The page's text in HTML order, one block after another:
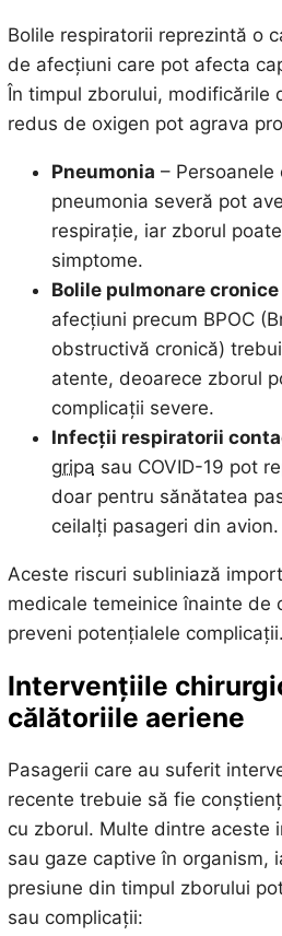
Bolile respiratorii reprezintă o
de afecțiuni care pot afecta
În timpul zborului, modificările
redus de oxigen pot agrava
Pneumonia –
pneumonia severă pot
respirație, iar zborul
simptome.
Bolile pulmonare cronice
afecțiuni precum BPOC
obstructivă cronică)
atente, deoarece zborul
complicații severe.
Infecții respiratorii
gripa sau COVID-19 pot
doar pentru sănătatea
ceilalți pasageri din avion.
Aceste riscuri subliniază
medicale temeinice înainte de
preveni potențialele complicații.
Intervențiile
călătoriile aeriene
Pasagerii care au suferit
recente trebuie să fie
cu zborul. Multe dintre aceste
sau gaze captive în organism,
presiune din timpul zborului
sau complicații: